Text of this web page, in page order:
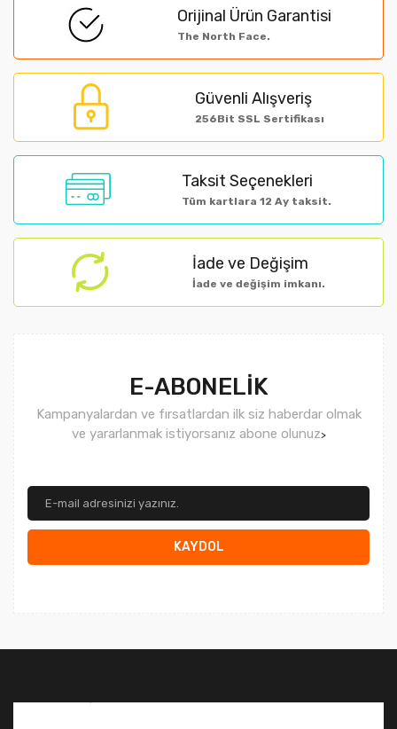
Ürün açıklamasında eksik bilgiler bulunuyor.
Ürün bilgilerinde hatalar bulunuyor.
Ürün fiyatı diğer sitelerden daha pahalı.
Bu ürüne benzer farklı alternatifler olmalı.
Gönder
Orijinal Ürün Garantisi
The North Face.
Güvenli Alışveriş
256Bit SSL Sertifikası
Taksit Seçenekleri
Tüm kartlara 12 Ay taksit.
İade ve Değişim
İade ve değişim imkanı.
E-ABONELİK
Kampanyalardan ve fırsatlardan ilk siz haberdar olmak
ve yararlanmak istiyorsanız abone olunuz>
KAYDOL